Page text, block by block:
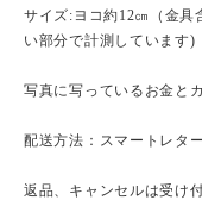
サイズ:ヨコ約12㎝（金具
い部分で計測しています)
写真に写っているお金と
配送方法：スマートレタ
返品、キャンセルは受け